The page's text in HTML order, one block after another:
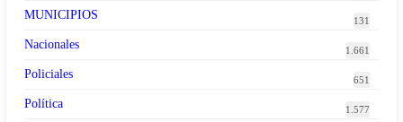
MUNICIPIOS 131
Nacionales 1.661
Policiales 651
Política 1.577